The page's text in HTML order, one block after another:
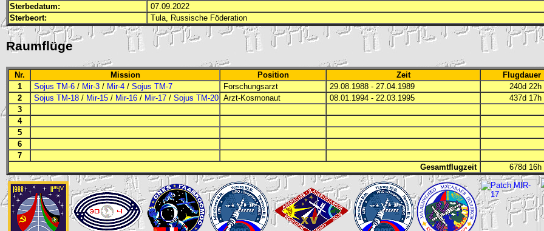
Sterbedatum:
07.09.2022
Sterbeort:
Tula, Russische Föderation
Raumflüge
Nr. Mission Position Zeit
Flugdauer
1
Sojus TM-6 / Mir-3 / Mir-4 / Sojus TM-7 Forschungsarzt 29.08.1988 - 27.04.1989
240d
2
Sojus TM-18 / Mir-15 / Mir-16 / Mir-17 / Sojus TM-20 Arzt-Kosmonaut 08.01.1994 - 22.03.1995
437d
3
4
5
6
7
Gesamtflugzeit
678d